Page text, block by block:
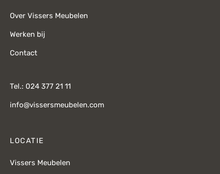
Over Vissers Meubelen
Werken bij
Contact
Tel.: 024 377 21 11
info@vissersmeubelen.com
LOCATIE
Vissers Meubelen